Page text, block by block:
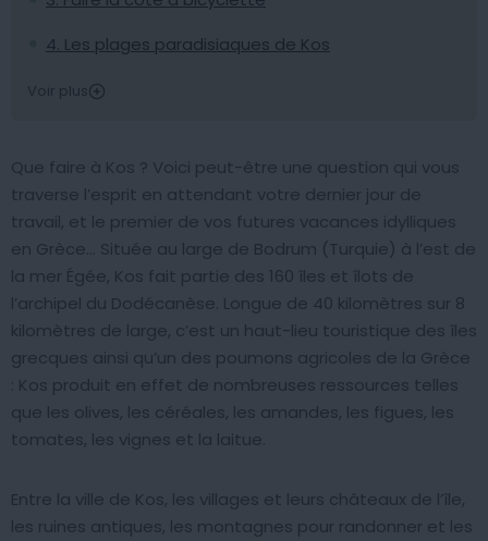
4. Les plages paradisiaques de Kos
Voir plus
Que faire à Kos ? Voici peut-être une question qui vous
traverse l’esprit en attendant votre dernier jour de
travail, et le premier de vos futures vacances idylliques
en Grèce… Située au large de Bodrum (Turquie) à l’est de
la mer Égée, Kos fait partie des 160 îles et îlots de
l’archipel du Dodécanèse. Longue de 40 kilomètres sur 8
kilomètres de large, c’est un haut-lieu touristique des îles
grecques ainsi qu’un des poumons agricoles de la Grèce
: Kos produit en effet de nombreuses ressources telles
que les olives, les céréales, les amandes, les figues, les
tomates, les vignes et la laitue.
Entre la ville de Kos, les villages et leurs châteaux de l’île,
les ruines antiques, les montagnes pour randonner et les